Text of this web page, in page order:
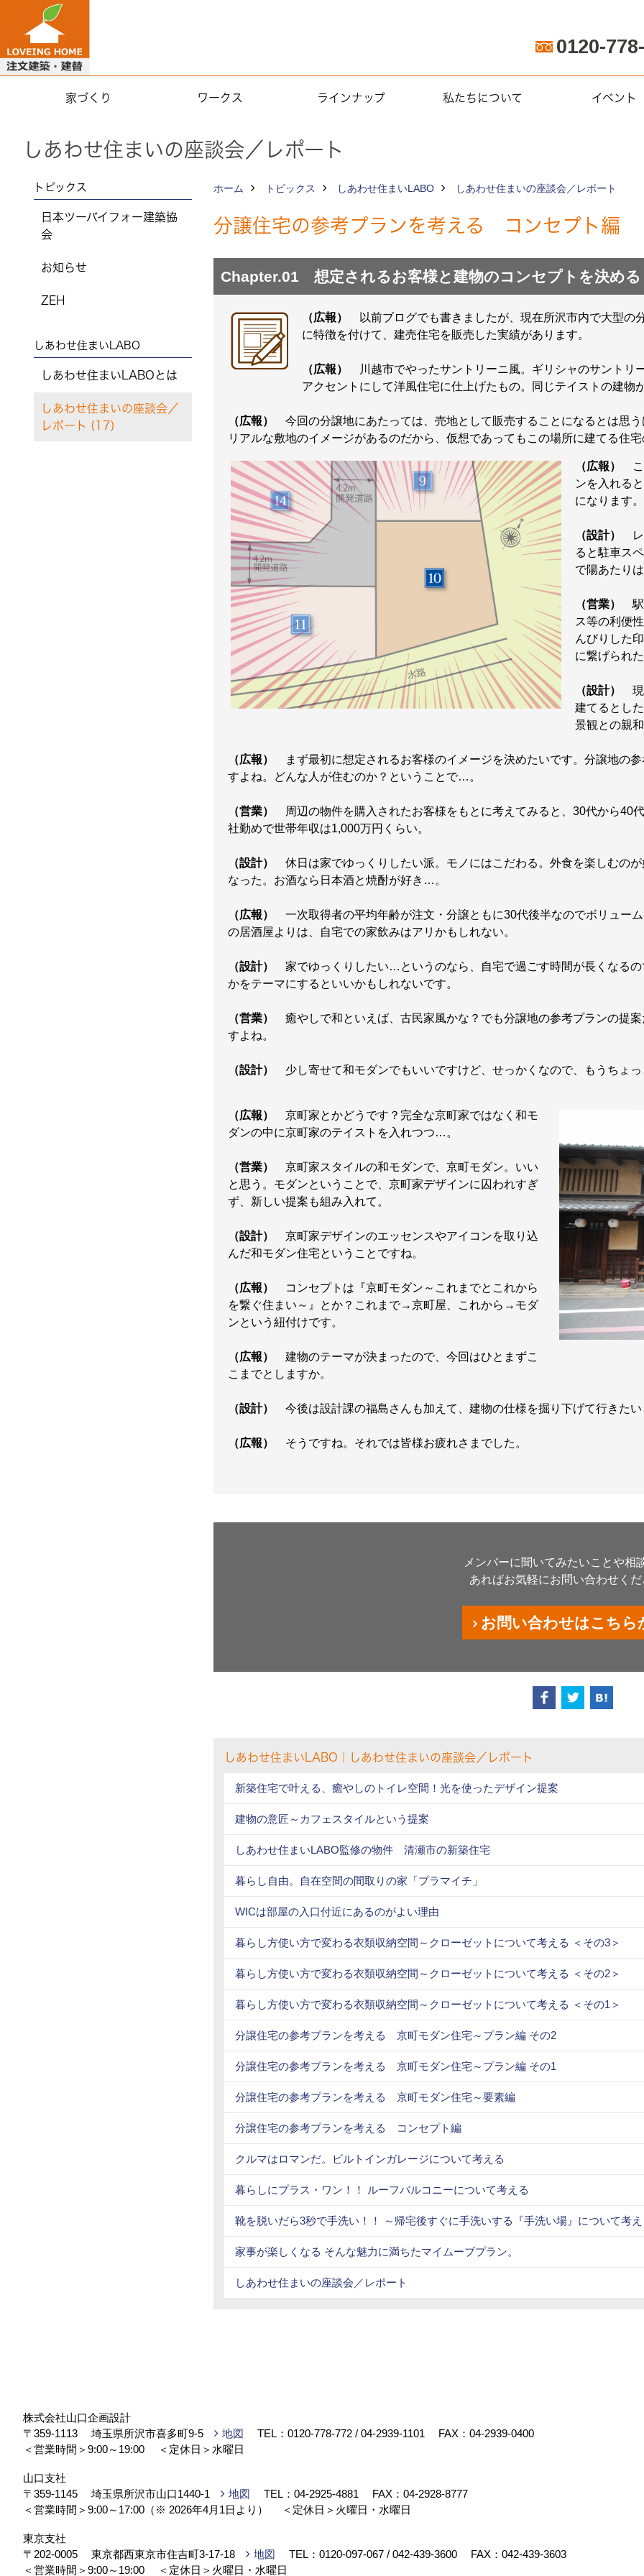
0120-
家づくり ワークス ラインナップ 私たちについて イベント
しあわせ住まいの座談会／レポート
ホーム トピックス しあわせ住まいLABO しあわせ住まいの座談会／レポート
分譲住宅の参考プランを考える コンセプト編
Chapter.01 想定されるお客様と建物のコンセプトを決める
（広報）
以前ブログでも書きましたが、現在所沢市内で大型の
に特徴を付けて、建売住宅を販売した実績があります。
（広報）
川越市でやったサントリーニ風。ギリシャのサントリ
アクセントにして洋風住宅に仕上げたもの。同じテイストの建物
（広報）
今回の分譲地にあたっては、売地として販売することになるとは思
リアルな敷地のイメージがあるのだから、仮想であってもこの場所に建てる住
（広報）
こ
ンを入れる
になります。
（設計）
レ
ると駐車ス
で陽あたり
（営業）
駅
ス等の利便
んびりした
に繋げられ
（設計）
現
建てるとし
景観との親
（広報）
まず最初に想定されるお客様のイメージを決めたいです。分譲地の
すよね。どんな人が住むのか？ということで…。
（営業）
周辺の物件を購入されたお客様をもとに考えてみると、30代から40
社勤めで世帯年収は1,000万円くらい。
（設計）
休日は家でゆっくりしたい派。モノにはこだわる。外食を楽しむの
なった。お酒なら日本酒と焼酎が好き…。
（広報）
一次取得者の平均年齢が注文・分譲ともに30代後半なのでボリュー
の居酒屋よりは、自宅での家飲みはアリかもしれない。
（設計）
家でゆっくりしたい…というのなら、自宅で過ごす時間が長くなる
かをテーマにするといいかもしれないです。
（営業）
癒やしで和といえば、古民家風かな？でも分譲地の参考プランの提
すよね。
（設計） 少し寄せて和モダンでもいいですけど、せっかくなので、もうちょ
（広報）
京町家とかどうです？完全な京町家ではなく和モ
ダンの中に京町家のテイストを入れつつ…。
（営業）
京町家スタイルの和モダンで、京町モダン。いい
と思う。モダンということで、京町家デザインに囚われすぎ
ず、新しい提案も組み入れて。
（設計）
京町家デザインのエッセンスやアイコンを取り込
んだ和モダン住宅ということですね。
（広報）
コンセプトは『京町モダン～これまでとこれから
を繋ぐ住まい～』とか？これまで→京町屋、これから→モダ
ンという紐付けです。
（広報）
建物のテーマが決まったので、今回はひとまずこ
こまでとしますか。
（設計） 今後は設計課の福島さんも加えて、建物の仕様を掘り下げて行きた
（広報） そうですね。それでは皆様お疲れさまでした。
メンバーに聞いてみたいことや相
あればお気軽にお問い合わせく
お問い合わせはこちら
しあわせ住まいLABO｜しあわせ住まいの座談会／レポート
新築住宅で叶える、癒やしのトイレ空間！光を使ったデザイン提案
建物の意匠～カフェスタイルという提案
しあわせ住まいLABO監修の物件 清瀬市の新築住宅
暮らし自由。自在空間の間取りの家「プラマイチ」
WICは部屋の入口付近にあるのがよい理由
暮らし方使い方で変わる衣類収納空間～クローゼットについて考える ＜その3＞
暮らし方使い方で変わる衣類収納空間～クローゼットについて考える ＜その2＞
暮らし方使い方で変わる衣類収納空間～クローゼットについて考える ＜その1＞
分譲住宅の参考プランを考える 京町モダン住宅～プラン編 その2
分譲住宅の参考プランを考える 京町モダン住宅～プラン編 その1
分譲住宅の参考プランを考える 京町モダン住宅～要素編
分譲住宅の参考プランを考える コンセプト編
クルマはロマンだ。ビルトインガレージについて考える
暮らしにプラス・ワン！！ ルーフバルコニーについて考える
靴を脱いだら3秒で手洗い！！ ～帰宅後すぐに手洗いする『手洗い場』について考
家事が楽しくなる そんな魅力に満ちたマイムーブプラン。
しあわせ住まいの座談会／レポート
トピックス
日本ツーバイフォー建築協
会
お知らせ
ZEH
しあわせ住まいLABO
しあわせ住まいLABOとは
しあわせ住まいの座談会／
レポート (17)
株式会社山口企画設計
〒359-1113
埼玉県所沢市喜多町9-5 地図 TEL： 0120-778-772 / 04-2939-1101
FAX：04-2939-0400
＜営業時間＞9:00～19:00
＜定休日＞水曜日
山口支社
〒359-1145
埼玉県所沢市山口1440-1 地図 TEL： 04-2925-4881
FAX：04-2928-8777
＜営業時間＞9:00～17:00（※ 2026年4月1日より）
＜定休日＞火曜日・水曜日
東京支社
〒202-0005
東京都西東京市住吉町3-17-18 地図 TEL： 0120-097-067 / 042-439-3600
FAX：042-439-3603
＜営業時間＞9:00～19:00
＜定休日＞火曜日・水曜日